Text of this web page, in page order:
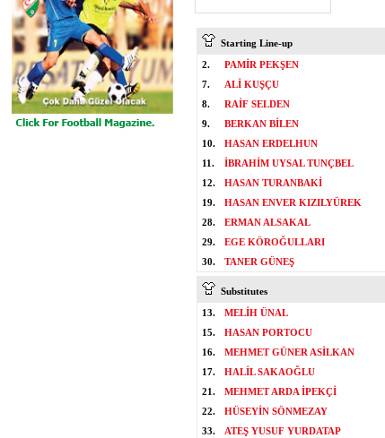
Starting Line-up
2.
PAMİR PEKŞEN
7.
ALİ KUŞÇU
8.
RAİF SELDEN
9.
BERKAN BİLEN
10.
HASAN ERDELHUN
11.
İBRAHİM UYSAL TUNÇBEL
12.
HASAN TURANBAKİ
19.
HASAN ENVER KIZILYÜREK
28.
ERMAN ALSAKAL
29.
EGE KÖROĞULLARI
30.
TANER GÜNEŞ
Substitutes
13.
MELİH ÜNAL
15.
HASAN PORTOCU
16.
MEHMET GÜNER ASİLKAN
17.
HALİL SAKAOĞLU
21.
MEHMET ARDA İPEKÇİ
22.
HÜSEYİN SÖNMEZAY
33.
ATEŞ YUSUF YURDATAP